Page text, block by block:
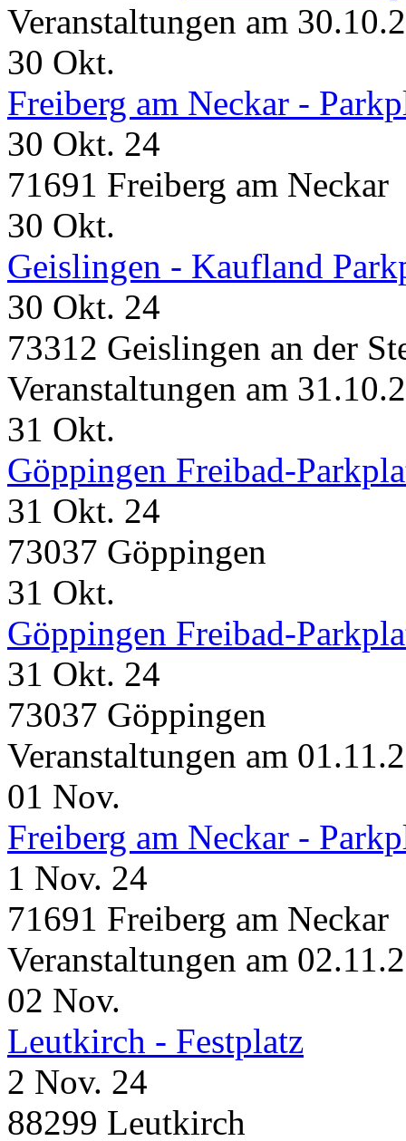
Veranstaltungen am
30 Okt.
Freiberg am Neckar -
30 Okt. 24
71691 Freiberg am Neckar
30 Okt.
Geislingen - Kaufland
30 Okt. 24
73312 Geislingen an der
Veranstaltungen am
31 Okt.
Göppingen Freibad-
31 Okt. 24
73037 Göppingen
31 Okt.
Göppingen Freibad-
31 Okt. 24
73037 Göppingen
Veranstaltungen am
01 Nov.
Freiberg am Neckar -
1 Nov. 24
71691 Freiberg am Neckar
Veranstaltungen am
02 Nov.
Leutkirch - Festplatz
2 Nov. 24
88299 Leutkirch